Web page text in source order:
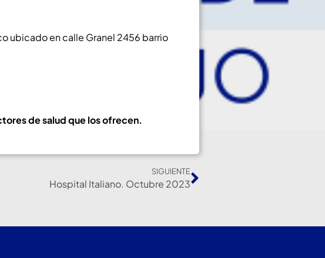
ubicado en calle Granel 2456 barrio
de salud que los ofrecen.
SIGUIENTE
Hospital Italiano. Octubre 2023